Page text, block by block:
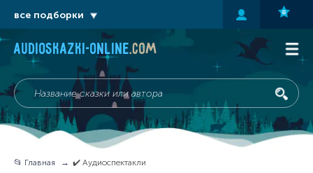
audioskazki-online.com
📂 Главная ✔️ Аудиоспектакли
все подборки